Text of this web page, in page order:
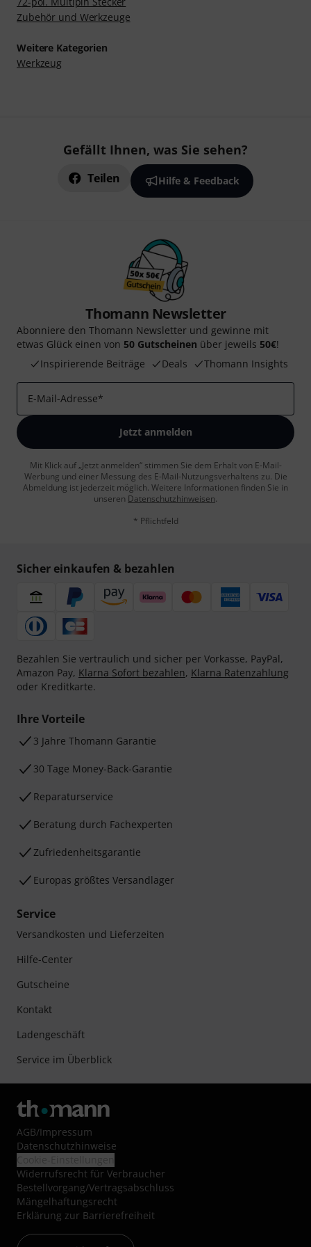
Zubehör und Werkzeuge
Weitere Kategorien
Werkzeug
Gefällt Ihnen, was Sie sehen?
Teilen Hilfe & Feedback
Thomann Newsletter
Abonniere den Thomann Newsletter und gewinne mit
etwas Glück einen von 50 Gutscheinen über jeweils 50€!
Inspirierende Beiträge
Deals Thomann Insights
E-Mail-Adresse*
Jetzt anmelden
Mit Klick auf „Jetzt anmelden“ stimmen Sie dem Erhalt von E-Mail-
Werbung und einer Messung des E-Mail-Nutzungsverhaltens zu. Die
Abmeldung ist jederzeit möglich. Weitere Informationen finden Sie in
unseren Datenschutzhinweisen.
* Pflichtfeld
Sicher einkaufen & bezahlen
Bezahlen Sie vertraulich und sicher per Vorkasse, PayPal,
Amazon Pay, Klarna Sofort bezahlen, Klarna Ratenzahlung
oder Kreditkarte.
Ihre Vorteile
3 Jahre Thomann Garantie
30 Tage Money-Back-Garantie
Reparaturservice
Beratung durch Fachexperten
Zufriedenheitsgarantie
Europas größtes Versandlager
Service
Versandkosten und Lieferzeiten
Hilfe-Center
Gutscheine
Kontakt
Ladengeschäft
Service im Überblick
AGB/Impressum
Datenschutzhinweise
Widerrufsrecht für Verbraucher
Bestellvorgang/Vertragsabschluss
Mängelhaftungsrecht
Erklärung zur Barrierefreiheit